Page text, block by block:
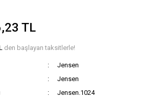
TL
den başlayan taksitlerle!
Jensen
Jensen
Jensen.1024